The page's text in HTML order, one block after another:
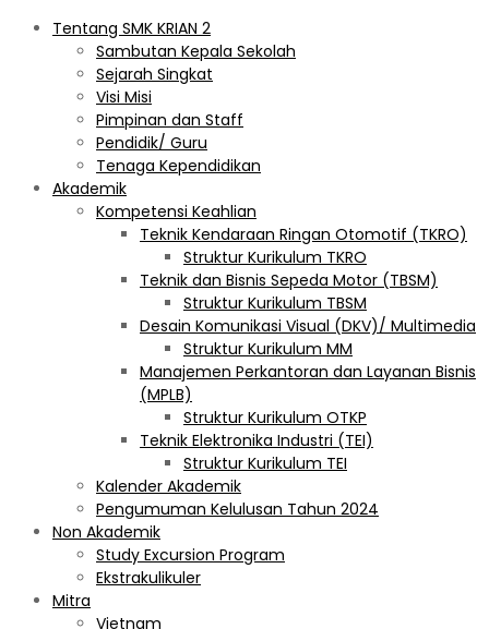
Tentang SMK KRIAN 2
Sambutan Kepala Sekolah
Sejarah Singkat
Visi Misi
Pimpinan dan Staff
Pendidik/ Guru
Tenaga Kependidikan
Akademik
Kompetensi Keahlian
Teknik Kendaraan Ringan Otomotif (TKRO)
Struktur Kurikulum TKRO
Teknik dan Bisnis Sepeda Motor (TBSM)
Struktur Kurikulum TBSM
Desain Komunikasi Visual (DKV)/ Multimedia
Struktur Kurikulum MM
Manajemen Perkantoran dan Layanan Bisnis
(MPLB)
Struktur Kurikulum OTKP
Teknik Elektronika Industri (TEI)
Struktur Kurikulum TEI
Kalender Akademik
Pengumuman Kelulusan Tahun 2024
Non Akademik
Study Excursion Program
Ekstrakulikuler
Mitra
Vietnam